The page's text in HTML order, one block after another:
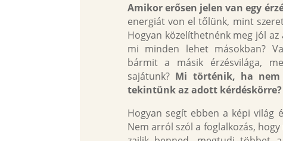
Amikor erősen jelen van egy
energiát von el tőlünk, mint
Hogyan közelíthetnénk meg jól
mi minden lehet másokban?
bármit a másik érzésvilága,
sajátunk? Mi történik, ha nem
tekintünk az adott kérdéskörre?
Hogyan segít ebben a képi világ
Nem arról szól a foglalkozás,